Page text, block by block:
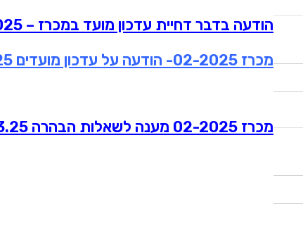
הודעה בדבר דחיית עדכון מועד במכרז – 02-2025
מכרז 02-2025- הודעה על עדכון מועדים 24.2.25
מכרז 02-2025 מענה לשאלות הבהרה 3.3.25